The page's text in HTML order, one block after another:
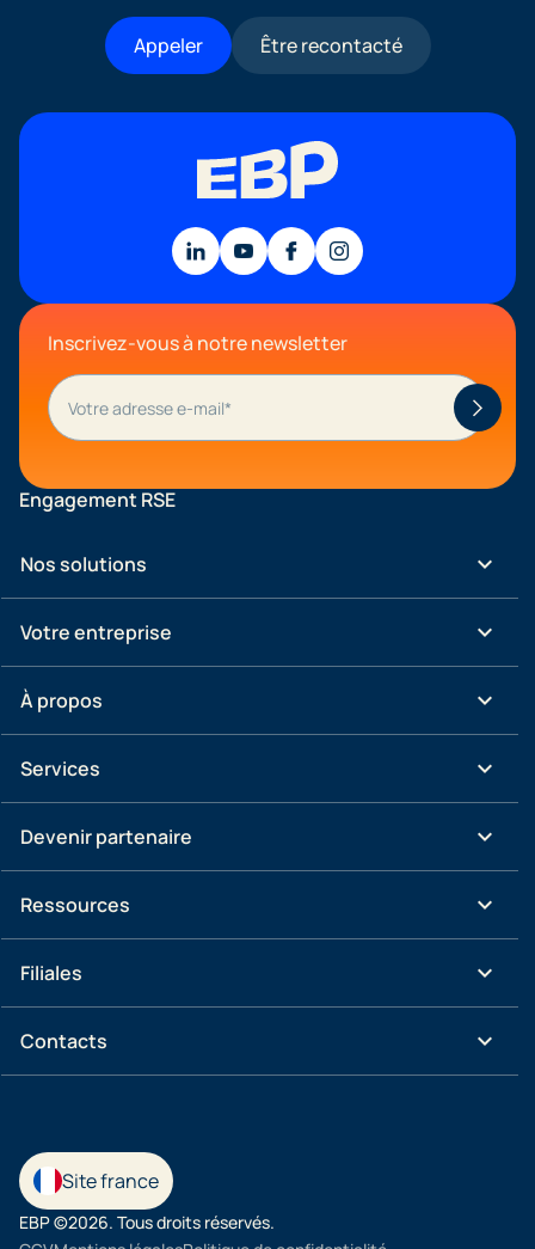
Appeler Être recontacté
Inscrivez-vous à notre newsletter
Engagement RSE
Nos solutions keyboard_arrow_down
Votre entreprise keyboard_arrow_down
À propos keyboard_arrow_down
Services keyboard_arrow_down
Devenir partenaire keyboard_arrow_down
Ressources keyboard_arrow_down
Filiales keyboard_arrow_down
Contacts keyboard_arrow_down
Site france
EBP ©2026. Tous droits réservés.